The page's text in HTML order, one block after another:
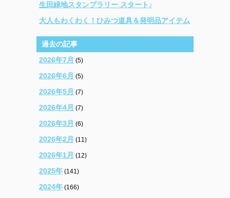
生田緑地スタンプラリー スタート♪
大人もわくわく！ひみつ道具＆発明品アイテム
過去の記事
2026年7月 (5)
2026年6月 (5)
2026年5月 (7)
2026年4月 (7)
2026年3月 (6)
2026年2月 (11)
2026年1月 (12)
2025年 (141)
2024年 (166)